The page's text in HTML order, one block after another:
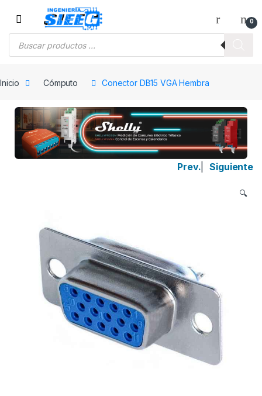
Saltar a la navegación
Saltar al contenido
0
Inicio Cómputo Conector DB15 VGA Hembra
Prev. Siguiente
🔍